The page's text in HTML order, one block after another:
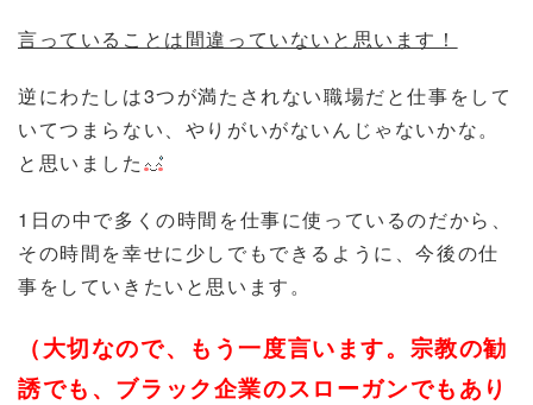
言っていることは間違っていないと思います！
逆にわたしは3つが満たされない職場だと仕事をして
いてつまらない、やりがいがないんじゃないかな。
と思いました
1日の中で多くの時間を仕事に使っているのだから、
その時間を幸せに少しでもできるように、今後の仕
事をしていきたいと思います。
（大切なので、もう一度言います。宗教の勧
誘でも、ブラック企業のスローガンでもあり